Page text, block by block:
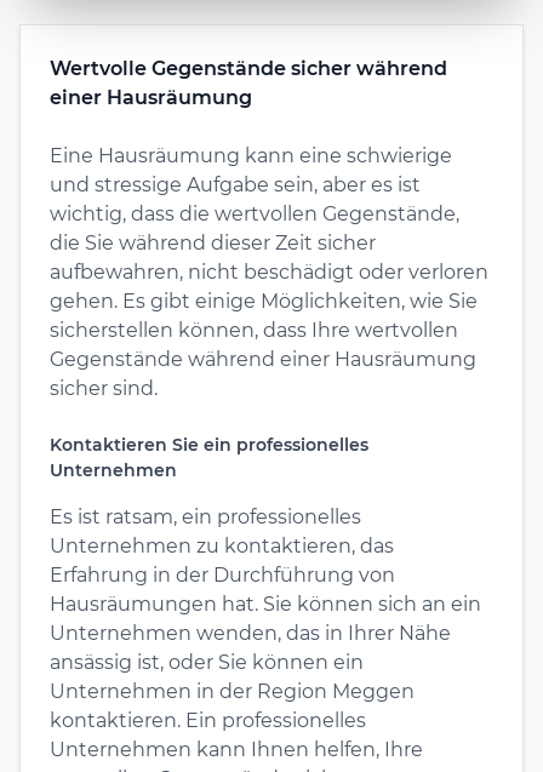
Wertvolle Gegenstände sicher während
einer Hausräumung
Eine Hausräumung kann eine schwierige
und stressige Aufgabe sein, aber es ist
wichtig, dass die wertvollen Gegenstände,
die Sie während dieser Zeit sicher
aufbewahren, nicht beschädigt oder verloren
gehen. Es gibt einige Möglichkeiten, wie Sie
sicherstellen können, dass Ihre wertvollen
Gegenstände während einer Hausräumung
sicher sind.
Kontaktieren Sie ein professionelles
Unternehmen
Es ist ratsam, ein professionelles
Unternehmen zu kontaktieren, das
Erfahrung in der Durchführung von
Hausräumungen hat. Sie können sich an ein
Unternehmen wenden, das in Ihrer Nähe
ansässig ist, oder Sie können ein
Unternehmen in der Region Meggen
kontaktieren. Ein professionelles
Unternehmen kann Ihnen helfen, Ihre